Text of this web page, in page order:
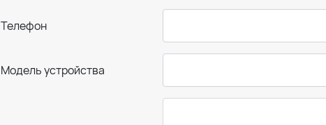
Телефон
Модель устройства